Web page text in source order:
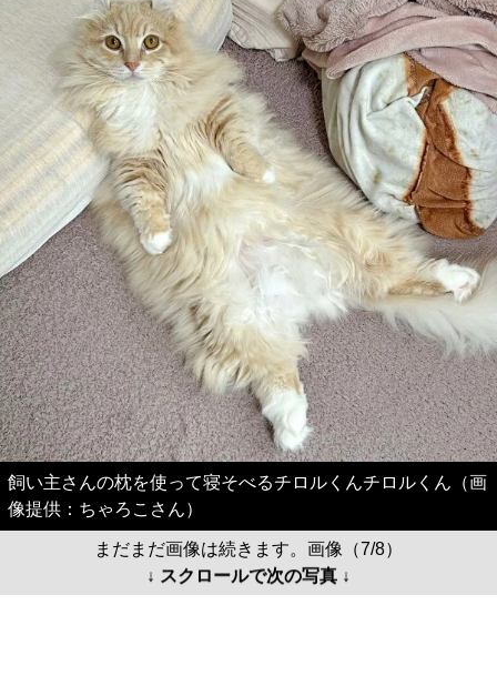
飼い主さんの枕を使って寝そべるチロルくんチロルくん（画
像提供：ちゃろこさん）
まだまだ画像は続きます。画像（7/8）
↓ スクロールで次の写真 ↓